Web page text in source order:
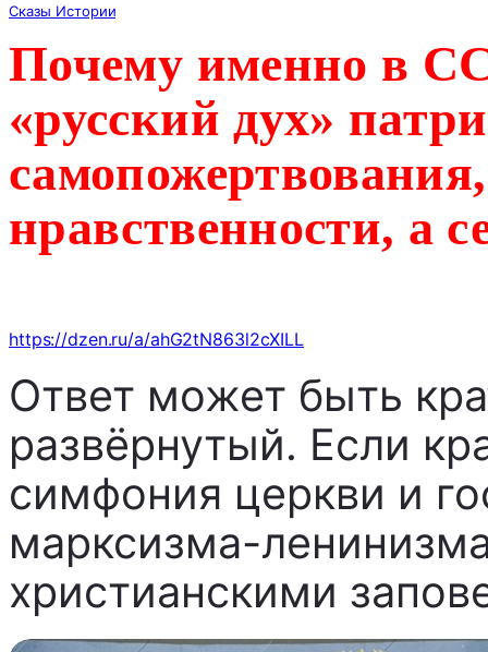
Сказы Истории
Почему именно в
«русский дух»
нравственности, а
https://dzen.ru/a/ahG2tN863l2cXILL
Ответ может быть
развёрнутый. Если
симфония церкви и
марксизма-
христианскими